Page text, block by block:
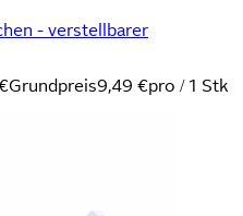
- verstellbarer
Grundpreis9,49 €pro / 1 Stk